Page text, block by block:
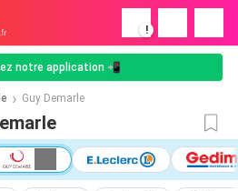
!
notre application 📲
Guy Demarle